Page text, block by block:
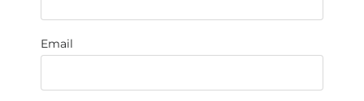
Email